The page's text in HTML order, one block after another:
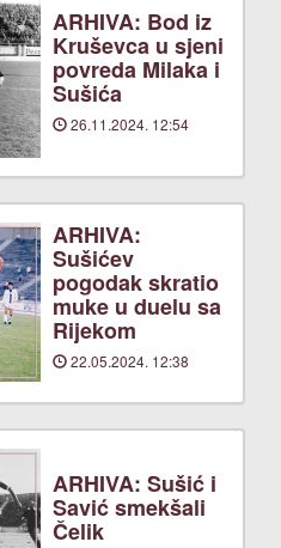
ARHIVA: Bod iz
Kruševca u sjeni
povreda Milaka i
Sušića
26.11.2024. 12:54
ARHIVA:
Sušićev
pogodak skratio
muke u duelu sa
Rijekom
22.05.2024. 12:38
ARHIVA: Sušić i
Savić smekšali
Čelik